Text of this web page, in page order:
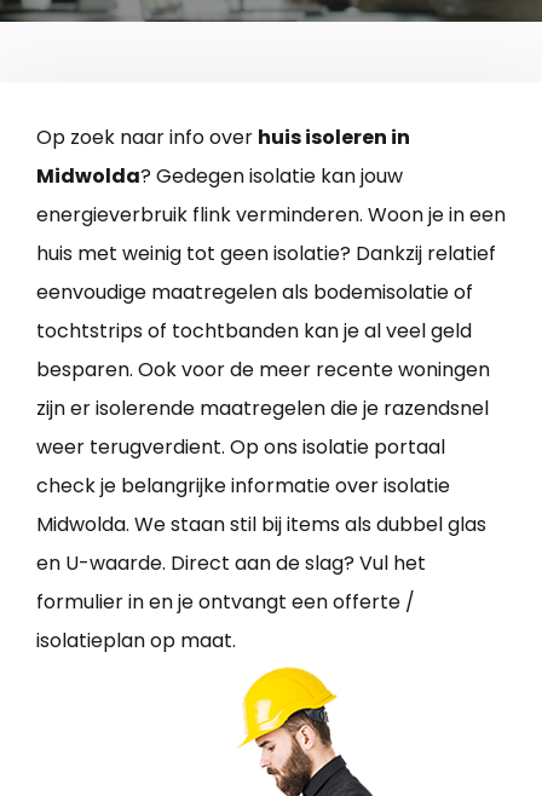
Op zoek naar info over huis isoleren in
Midwolda? Gedegen isolatie kan jouw
energieverbruik flink verminderen. Woon je in een
huis met weinig tot geen isolatie? Dankzij relatief
eenvoudige maatregelen als bodemisolatie of
tochtstrips of tochtbanden kan je al veel geld
besparen. Ook voor de meer recente woningen
zijn er isolerende maatregelen die je razendsnel
weer terugverdient. Op ons isolatie portaal
check je belangrijke informatie over isolatie
Midwolda. We staan stil bij items als dubbel glas
en U-waarde. Direct aan de slag? Vul het
formulier in en je ontvangt een offerte /
isolatieplan op maat.